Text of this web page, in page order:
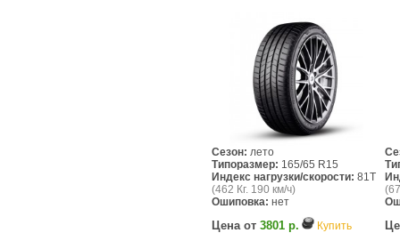
Сезон: лето
Типоразмер: 165/65 R15
Индекс нагрузки/скорости: 81T
(462 Кг. 190 км/ч)
Ошиповка: нет
Цена от 3801 р. Купить